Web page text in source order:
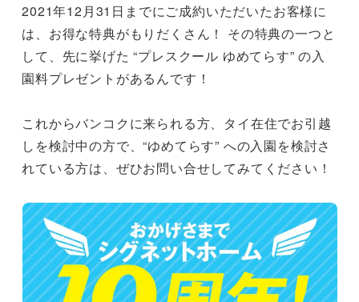
2021年12月31日までにご成約いただいたお客様に
は、お得な特典がもりだくさん！ その特典の一つと
して、先に挙げた “プレスクール ゆめてらす” の入
園料プレゼントがあるんです！
これからバンコクに来られる方、タイ在住でお引越
しを検討中の方で、“ゆめてらす” への入園を検討さ
れている方は、ぜひお問い合せしてみてください！